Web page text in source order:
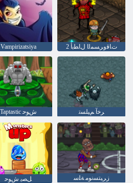
Vampirizatsiya 2 ﺕﺎﻗﻭﺮﺴﻤﻟﺍ ﻝﺎﻄﺑﺃ
Taptastic ﺵﻮﺣ ﺮﺧﺁ ﻢﻴﻠﺴﺗ
ﻞﺼﻳ ﺵﻮﺣ ﺯﺮﻴﺘﺴﻧﻮﻣ ﺔﻠﺳ